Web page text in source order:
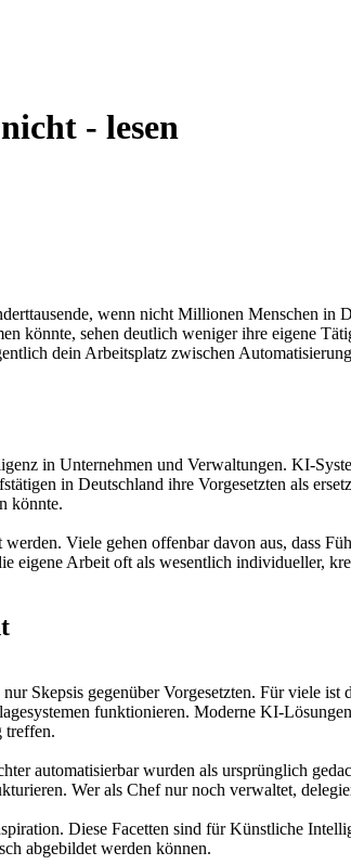
- lesen
wenn nicht Millionen Menschen in
könnte, sehen deutlich weniger ihre eigene
dein Arbeitsplatz zwischen
in Unternehmen und Verwaltungen. KI-
in Deutschland ihre Vorgesetzten als
könnte.
Viele gehen offenbar davon aus, dass
eigene Arbeit oft als wesentlich individueller,
Skepsis gegenüber Vorgesetzten. Für viele
funktionieren. Moderne KI-
treffen.
automatisierbar wurden als ursprünglich
Wer als Chef nur noch verwaltet,
Diese Facetten sind für Künstliche
abgebildet werden können.